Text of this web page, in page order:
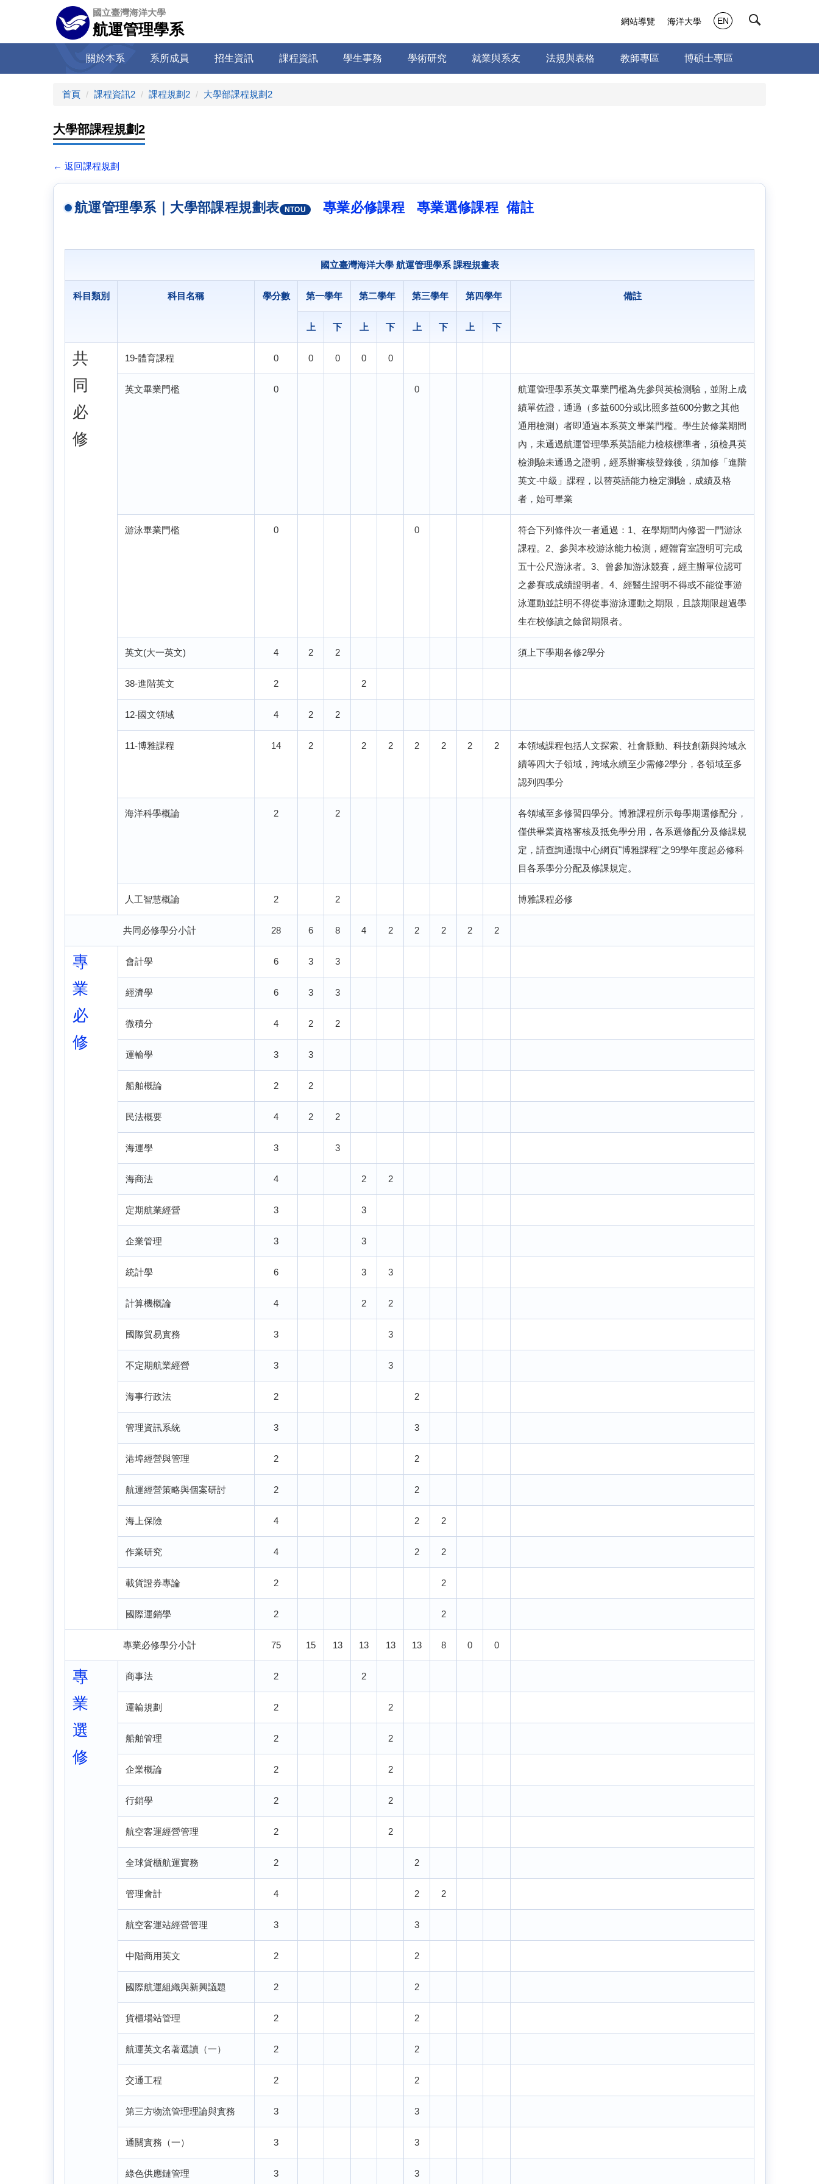
容
國立臺灣海洋大學
航運管理學系
關於本系 系所成員 招生資訊 課程資訊 學生事務 學術研究 就業與系友 法規與表格 教師專區 博碩士專區
網站導覽 海洋大學 EN
首頁 課程資訊2 課程規劃2 大學部課程規劃2
大學部課程規劃2
← 返回課程規劃
航運管理學系｜大學部課程規劃表 NTOU 專業必修課程 專業選修課程 備註
國立臺灣海洋大學 航運管理學系 課程規畫表
科目類別 科目名稱 學分數 第一學年 第二學年 第三學年 第四學年 備註
上 下 上 下 上 下 上 下
共
同
必
修
19-體育課程 0 0 0 0 0
英文畢業門檻 0 0
航運管理學系英文畢業門檻為先參與英檢測驗，並附上成
績單佐證，通過（多益600分或比照多益600分數之其他
通用檢測）者即通過本系英文畢業門檻。學生於修業期間
內，未通過航運管理學系英語能力檢核標準者，須檢具英
檢測驗未通過之證明，經系辦審核登錄後，須加修「進階
英文-中級」課程，以替英語能力檢定測驗，成績及格
者，始可畢業
游泳畢業門檻 0 0
符合下列條件次一者通過：1、在學期間內修習一門游泳
課程。2、參與本校游泳能力檢測，經體育室證明可完成
五十公尺游泳者。3、曾參加游泳競賽，經主辦單位認可
之參賽或成績證明者。4、經醫生證明不得或不能從事游
泳運動並註明不得從事游泳運動之期限，且該期限超過學
生在校修讀之餘留期限者。
英文(大一英文) 4 2 2 須上下學期各修2學分
38-進階英文 2 2
12-國文領域 4 2 2
11-博雅課程 14 2 2 2 2 2 2 2
本領域課程包括人文探索、社會脈動、科技創新與跨域永
續等四大子領域，跨域永續至少需修2學分，各領域至多
認列四學分
海洋科學概論 2 2
各領域至多修習四學分。博雅課程所示每學期選修配分，
僅供畢業資格審核及抵免學分用，各系選修配分及修課規
定，請查詢通識中心網頁"博雅課程"之99學年度起必修科
目各系學分分配及修課規定。
人工智慧概論 2 2 博雅課程必修
共同必修學分小計 28 6 8 4 2 2 2 2 2
專
業
必
修
會計學 6 3 3
經濟學 6 3 3
微積分 4 2 2
運輸學 3 3
船舶概論 2 2
民法概要 4 2 2
海運學 3 3
海商法 4 2 2
定期航業經營 3 3
企業管理 3 3
統計學 6 3 3
計算機概論 4 2 2
國際貿易實務 3 3
不定期航業經營 3 3
海事行政法 2 2
管理資訊系統 3 3
港埠經營與管理 2 2
航運經營策略與個案研討 2 2
海上保險 4 2 2
作業研究 4 2 2
載貨證券專論 2 2
國際運銷學 2 2
專業必修學分小計 75 15 13 13 13 13 8 0 0
專
業
選
修
商事法 2 2
運輸規劃 2 2
船舶管理 2 2
企業概論 2 2
行銷學 2 2
航空客運經營管理 2 2
全球貨櫃航運實務 2 2
管理會計 4 2 2
航空客運站經營管理 3 3
中階商用英文 2 2
國際航運組織與新興議題 2 2
貨櫃場站管理 2 2
航運英文名著選讀（一） 2 2
交通工程 2 2
第三方物流管理理論與實務 3 3
通關實務（一） 3 3
綠色供應鏈管理 3 3